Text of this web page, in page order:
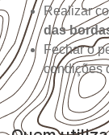
Realizar
das
Fechar o
condições